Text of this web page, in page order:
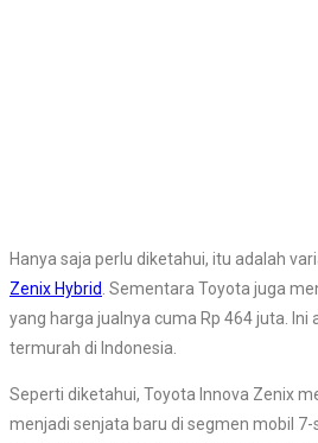
Hanya saja perlu diketahui, itu adalah
Zenix Hybrid. Sementara Toyota juga
yang harga jualnya cuma Rp 464 juta. Ini
termurah di Indonesia.
Seperti diketahui, Toyota Innova Zenix
menjadi senjata baru di segmen mobil 7-